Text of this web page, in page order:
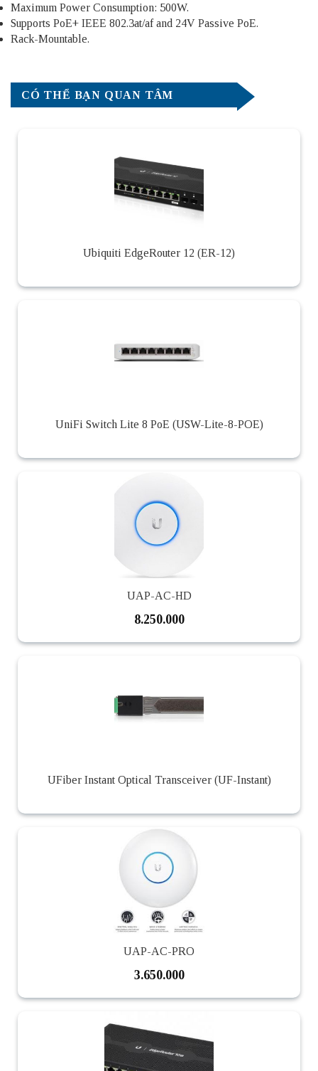
Maximum Power Consumption: 500W.
Supports PoE+ IEEE 802.3at/af and 24V Passive PoE.
Rack-Mountable.
CÓ THỂ BẠN QUAN TÂM
Ubiquiti EdgeRouter 12 (ER-12)
UniFi Switch Lite 8 PoE (USW-Lite-8-POE)
UAP-AC-HD
8.250.000
UFiber Instant Optical Transceiver (UF-Instant)
UAP-AC-PRO
3.650.000